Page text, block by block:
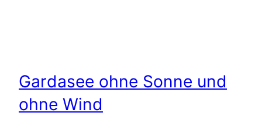
Gardasee ohne Sonne und
ohne Wind